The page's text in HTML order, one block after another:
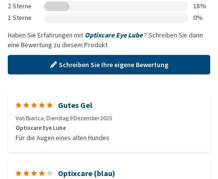
2 Sterne
18%
1 Sterne
0%
Haben Sie Erfahrungen mit Optixcare Eye Lube? Schreiben Sie dann
eine Bewertung zu diesem Produkt
Schreiben Sie Ihre eigene Bewertung
Gutes Gel
Von Bianca, Dienstag 9 Dezember 2025
Optixcare Eye Lube
Für die Augen eines alten Hundes
Optixcare (blau)